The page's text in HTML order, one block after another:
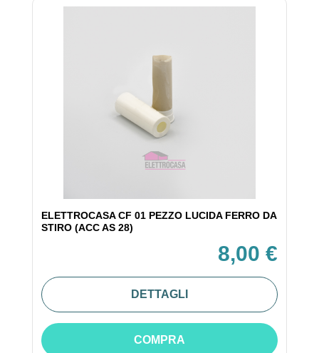
ELETTROCASA CF 01 PEZZO LUCIDA FERRO DA
STIRO (ACC AS 28)
8,00 €
DETTAGLI
COMPRA